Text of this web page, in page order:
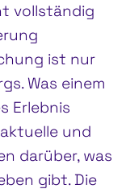
vollständig
ist nur
Was einem
Erlebnis
und
darüber, was
gibt. Die